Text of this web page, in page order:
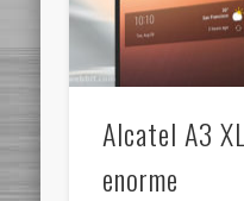
Alcatel A3
enorme